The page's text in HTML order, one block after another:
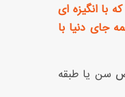
با انگیزه ای
جای دنیا با
سن یا طبقه